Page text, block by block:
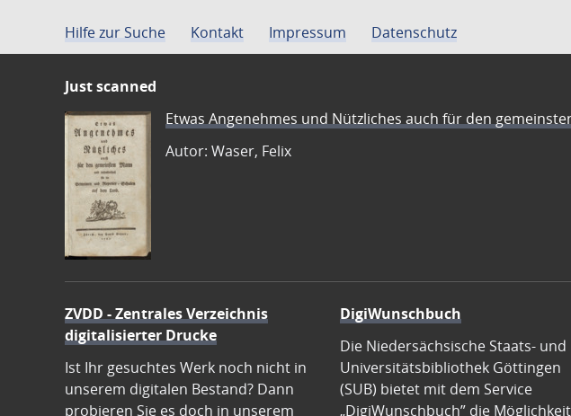
Hilfe zur Suche Kontakt Impressum Datenschutz
Just scanned
Etwas Angenehmes und Nützliches auch für den
Autor: Waser, Felix
ZVDD - Zentrales Verzeichnis
digitalisierter Drucke
Ist Ihr gesuchtes Werk noch nicht in
unserem digitalen Bestand? Dann
probieren Sie es doch in unserem
DigiWunschbuch
Die Niedersächsische Staats- und
Universitätsbibliothek Göttingen
(SUB) bietet mit dem Service
„DigiWunschbuch” die